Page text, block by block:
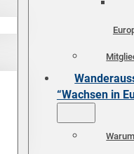
“Wachsen in